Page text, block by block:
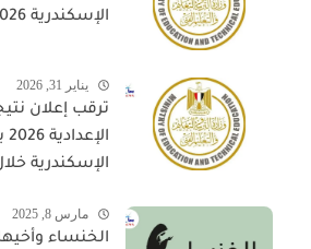
الإسكندرية 2026
يناير 31, 2026
ترقب إعلان
الإسكندرية
مارس 8, 2025
الخنساء